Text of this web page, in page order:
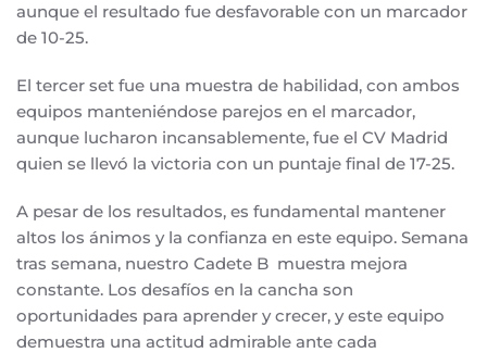
aunque el resultado fue desfavorable con un marcador
de 10-25.
El tercer set fue una muestra de habilidad, con ambos
equipos manteniéndose parejos en el marcador,
aunque lucharon incansablemente, fue el CV Madrid
quien se llevó la victoria con un puntaje final de 17-25.
A pesar de los resultados, es fundamental mantener
altos los ánimos y la confianza en este equipo. Semana
tras semana, nuestro Cadete B muestra mejora
constante. Los desafíos en la cancha son
oportunidades para aprender y crecer, y este equipo
demuestra una actitud admirable ante cada